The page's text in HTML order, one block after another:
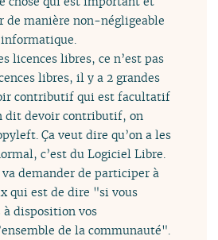
de manière non-négligeable
licences libres, ce n’est pas
libres, il y a 2 grandes
contributif qui est facultatif
dit devoir contributif, on
Ça veut dire qu’on a les
c’est du Logiciel Libre.
demander de participer à
qui est de dire "si vous
disposition vos
de la communauté".